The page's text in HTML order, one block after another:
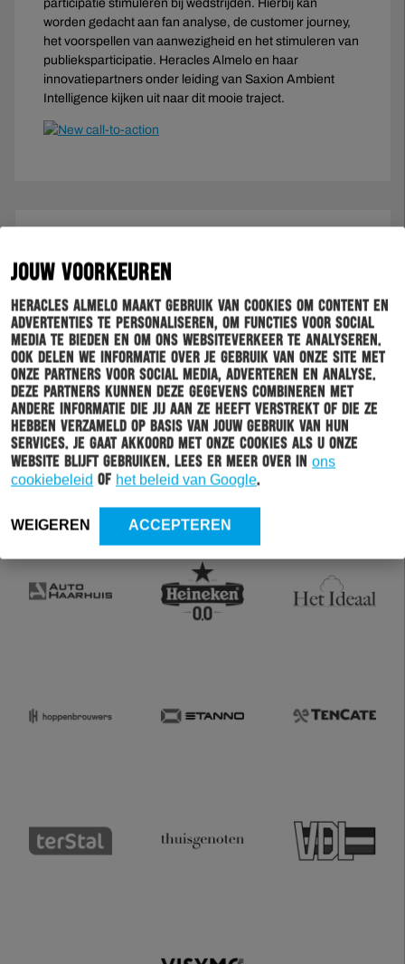
JOUW VOORKEUREN
Heracles Almelo maakt gebruik van cookies om content en
advertenties te personaliseren, om functies voor social
media te bieden en om ons websiteverkeer te analyseren.
Ook delen we informatie over je gebruik van onze site met
onze partners voor social media, adverteren en analyse.
Deze partners kunnen deze gegevens combineren met
andere informatie die jij aan ze heeft verstrekt of die ze
hebben verzameld op basis van jouw gebruik van hun
services. Je gaat akkoord met onze cookies als u onze
website blijft gebruiken. Lees er meer over in ons
cookiebeleid of het beleid van Google.
WEIGEREN ACCEPTEREN
participatie stimuleren bij wedstrijden. Hierbij kan
worden gedacht aan fan analyse, de customer journey,
het voorspellen van aanwezigheid en het stimuleren van
publieksparticipatie. Heracles Almelo en haar
innovatiepartners onder leiding van Saxion Ambient
Intelligence kijken uit naar dit mooie traject.